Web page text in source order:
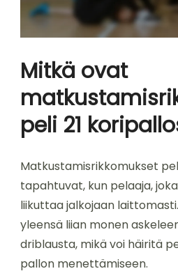
Mitkä ovat
peli 21
Matkustamisrikkomukset
tapahtuvat, kun pelaaja,
liikuttaa jalkojaan
yleensä liian monen
driblausta, mikä voi häiritä
pallon menettämiseen.